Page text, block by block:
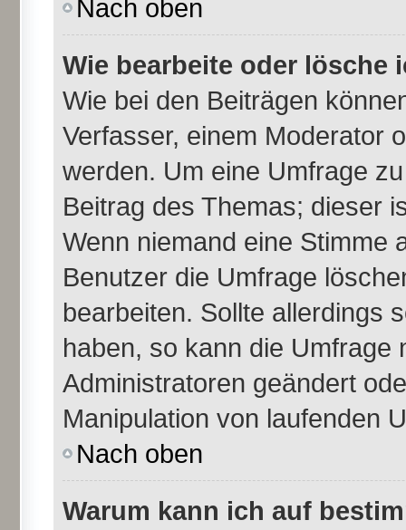
Nach oben
Wie bearbeite oder lösche
Wie bei den Beiträgen
Verfasser, einem Moderator
werden. Um eine Umfrage
Beitrag des Themas; dieser
Wenn niemand eine Stimme
Benutzer die Umfrage
bearbeiten. Sollte allerdings
haben, so kann die
Administratoren geändert
Manipulation von laufenden
Nach oben
Warum kann ich auf